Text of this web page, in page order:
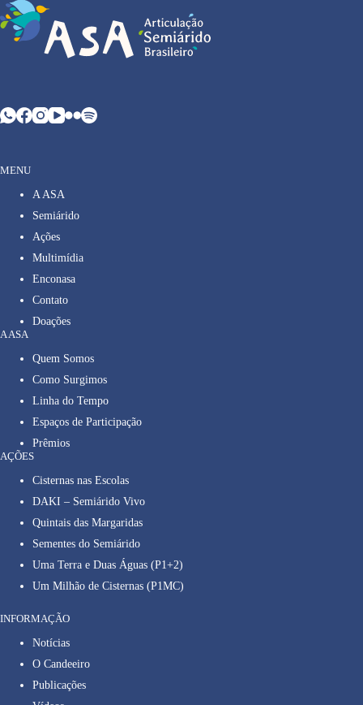
MENU
A ASA
Semiárido
Ações
Multimídia
Enconasa
Contato
Doações
A ASA
Quem Somos
Como Surgimos
Linha do Tempo
Espaços de Participação
Prêmios
AÇÕES
Cisternas nas Escolas
DAKI – Semiárido Vivo
Quintais das Margaridas
Sementes do Semiárido
Uma Terra e Duas Águas (P1+2)
Um Milhão de Cisternas (P1MC)
INFORMAÇÃO
Notícias
O Candeeiro
Publicações